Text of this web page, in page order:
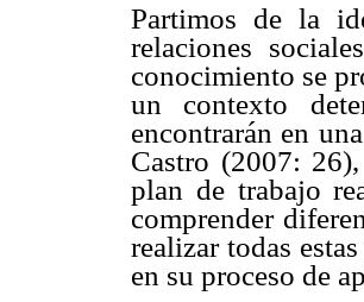
Partimos de la
relaciones
conocimiento se
un contexto
encontrarán en
Castro (2007:
plan de trabajo
comprender
realizar todas
en su proceso de